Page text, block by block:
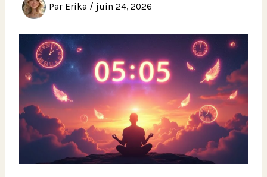
Par Erika / juin 24, 2026